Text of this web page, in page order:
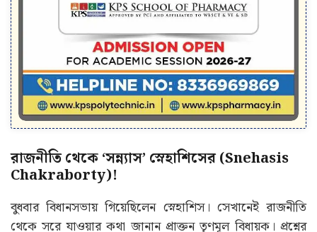
রাজনীতি থেকে ‘সন্ন্যাস’ স্নেহাশিসের (Snehasis
Chakraborty)!
বুধবার বিধানসভায় গিয়েছিলেন স্নেহাশিস। সেখানেই রাজনীতি
থেকে সরে যাওয়ার কথা জানান প্রাক্তন তৃণমূল বিধায়ক। প্রশ্নের